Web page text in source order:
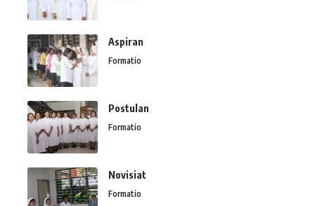
Aspiran
Formatio
Postulan
Formatio
Novisiat
Formatio